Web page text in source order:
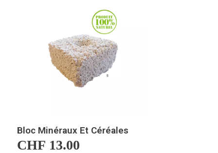
Bloc Minéraux Et Céréales
CHF 13.00